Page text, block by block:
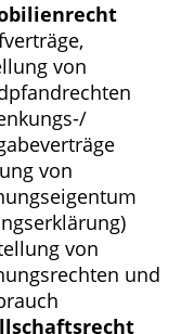
von
von
von
und